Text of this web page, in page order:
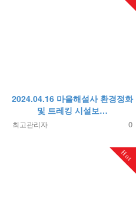
2024.04.16 마을해설사 환경정화
및 트레킹 시설보…
최고관리자 0
Hot